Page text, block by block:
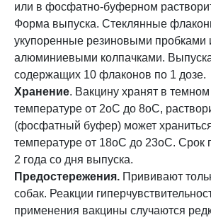
или в фосфатно-буферном
Форма выпуска. Стеклянные
укупоренные резиновыми пробками
алюминиевыми колпачками.
содержащих 10 флаконов по 1 дозе.
Хранение. Вакцину хранят в
температуре от 2оС до 8оС,
(фосфатный буфер) может
температуре от 18оС до 23оС. Срок
2 года со дня выпуска.
Предостережения. Прививают
собак. Реакции
применения вакцины случаются